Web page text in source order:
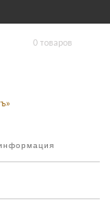
0 товаров